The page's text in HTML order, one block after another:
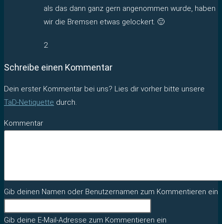
als das dann ganz gern angenommen wurde, haben
wir die Bremsen etwas gelockert. 🙂
2
Schreibe einen Kommentar
Dein erster Kommentar bei uns? Lies dir vorher bitte unsere
TaD-Netiquette durch.
Kommentar
Gib deinen Namen oder Benutzernamen zum Kommentieren ein
Gib deine E-Mail-Adresse zum Kommentieren ein